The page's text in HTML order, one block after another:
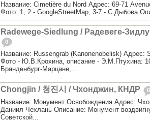
Название: Cimetière du Nord Адрес: 69-71
Фото: 1, 2 - GoogleStreetMap, 3-7 - С.Дыбова
Radewege-Siedlung / Радевеге-
0
Название: Russengrab (Kanonenobelisk) Адрес:
Фото - Ю.В.Крохина, описание - Э.М.Птухина:
Бранденбург-Марцане,...
Chongjin / 청진시 / Чхонджин, КНДР 0
Название: Монумент Освобождения Адрес:
Даниил Чехлань Описание: Монумент
Советской...